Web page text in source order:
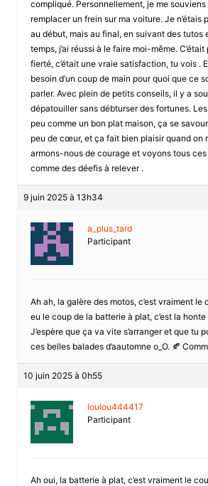
compliqué. Personnellement, je me souviens
remplacer un frein sur ma voiture. Je n’étais
au début, mais au final, en suivant des tutos
temps, j’ai réussi à le faire moi-même.
fierté, c’était une vraie satisfaction, tu vois .
besoin d’un coup de main pour quoi que ce
parler. Avec plein de petits conseils, il y a
dépatouiller sans débturser des fortunes. Les
peu comme un bon plat maison, ça se
peu de cœur, et ça fait bien plaisir quand on
armons-nous de courage et voyons tous
comme des déefis à relever .
9 juin 2025 à 13h34
a_plus_tard
Participant
Ah ah, la galère des motos, c’est vraiment le
eu le coup de la batterie à plat, c’est la honte
J’espère que ça va vite s’arranger et que tu
ces belles balades d’aautomne o_O. 🍂
10 juin 2025 à 0h55
loulou444417
Participant
Ah oui, la batterie à plat, c’est vraiment le